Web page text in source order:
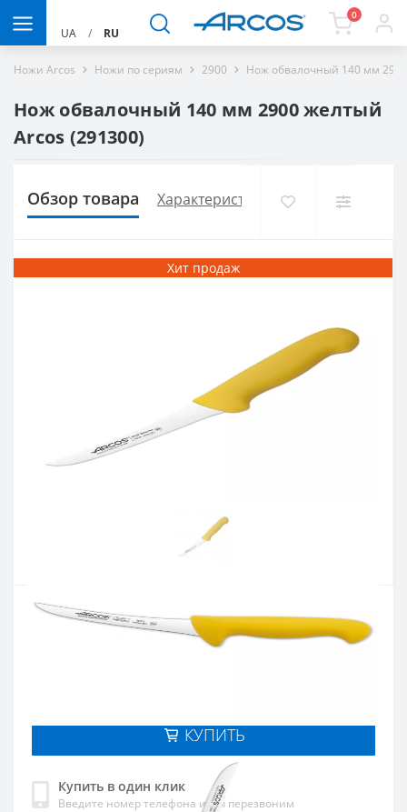
UA / RU
0
Ножи Arcos Ножи по сериям 2900 Нож обвалочный 140 мм
Нож обвалочный 140 мм 2900 желтый
Arcos (291300)
Обзор товара Характеристики Доставка и
Хит продаж
Артикул:291300
В наличии
КУПИТЬ
Купить в один клик
Введите номер телефона и мы перезвоним